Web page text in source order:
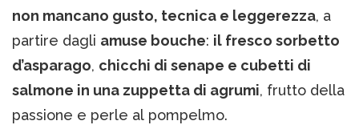
non mancano gusto, tecnica e leggerezza, a
partire dagli amuse bouche: il fresco sorbetto
d’asparago, chicchi di senape e cubetti di
salmone in una zuppetta di agrumi, frutto della
passione e perle al pompelmo.